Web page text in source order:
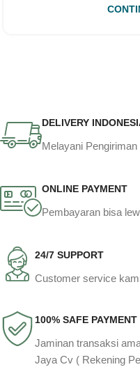
DELIVERY
Melayani
ONLINE PAYMENT
Pembayaran bisa
24/7 SUPPORT
Customer service
100% SAFE PAYMENT
Jaminan transaksi
Jaya Cv ( Rekening